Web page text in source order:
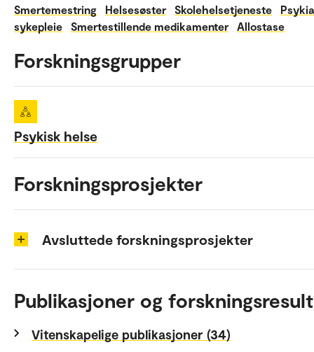
Smertemestring
Helsesøster Skolehelsetjeneste
sykepleie
Smertestillende medikamenter Allostase
Forskningsgrupper
Psykisk helse
Forskningsprosjekter
Avsluttede forskningsprosjekter
Publikasjoner og
Vitenskapelige publikasjoner (34)